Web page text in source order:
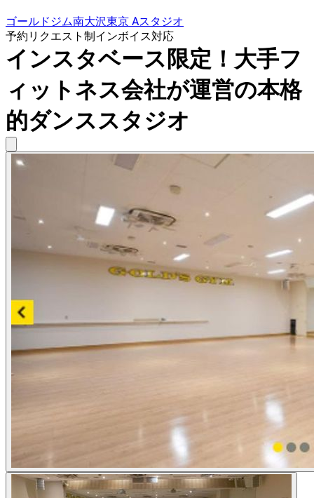
ゴールドジム南大沢東京 Aスタジオ
予約リクエスト制インボイス対応
インスタベース限定！大手フ
ィットネス会社が運営の本格
的ダンススタジオ